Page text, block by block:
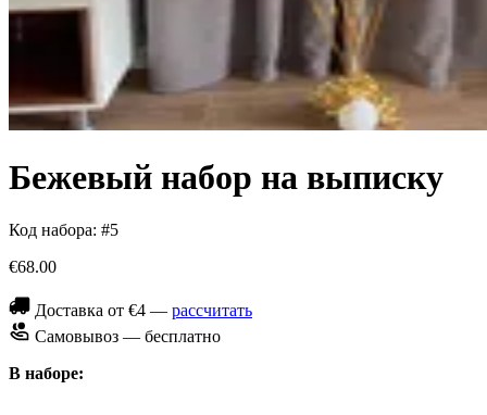
Бежевый набор на выписку
Код набора: #5
€68.00
Доставка от €4 — рассчитать
Самовывоз — бесплатно
В наборе: